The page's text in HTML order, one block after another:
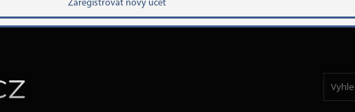
Zaregistrovat nový účet